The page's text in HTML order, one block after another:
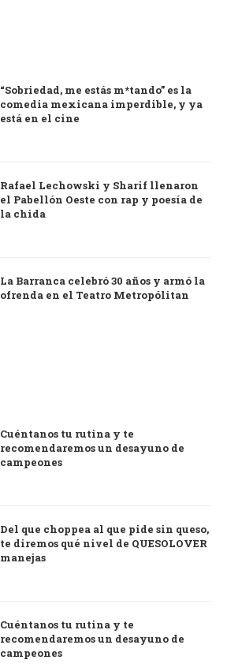
“Sobriedad, me estás m*tando” es la
comedia mexicana imperdible, y ya
está en el cine
Rafael Lechowski y Sharif llenaron
el Pabellón Oeste con rap y poesía de
la chida
La Barranca celebró 30 años y armó la
ofrenda en el Teatro Metropólitan
Cuéntanos tu rutina y te
recomendaremos un desayuno de
campeones
Del que choppea al que pide sin queso,
te diremos qué nivel de QUESOLOVER
manejas
Cuéntanos tu rutina y te
recomendaremos un desayuno de
campeones